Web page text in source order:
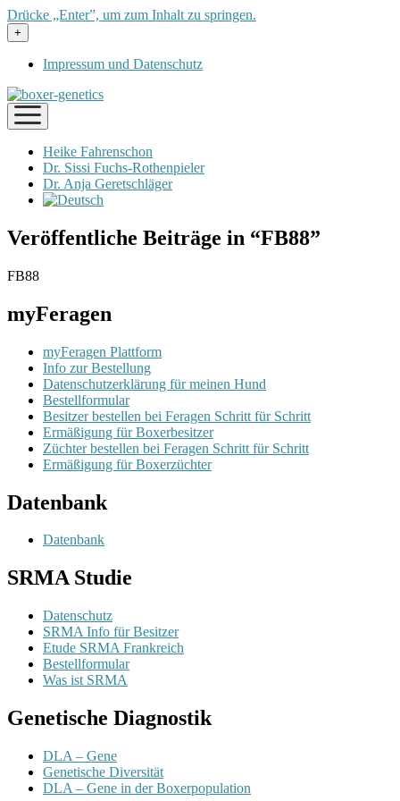
Drücke „Enter”, um zum Inhalt zu springen.
Menü
öffnen
+
Impressum und Datenschutz
Menü
öffnen
Heike Fahrenschon
Dr. Sissi Fuchs-Rothenpieler
Dr. Anja Geretschläger
Veröffentliche Beiträge in “FB88”
FB88
myFeragen
myFeragen Plattform
Info zur Bestellung
Datenschutzerklärung für meinen Hund
Bestellformular
Besitzer bestellen bei Feragen Schritt für Schritt
Ermäßigung für Boxerbesitzer
Züchter bestellen bei Feragen Schritt für Schritt
Ermäßigung für Boxerzüchter
Datenbank
Datenbank
SRMA Studie
Datenschutz
SRMA Info für Besitzer
Etude SRMA Frankreich
Bestellformular
Was ist SRMA
Genetische Diagnostik
DLA – Gene
Genetische Diversität
DLA – Gene in der Boxerpopulation